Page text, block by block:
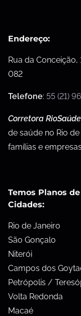
Endereço:
Rua da
082
Telefone: 55 (21)
Corretora RioSaúde
de saúde no Rio
famílias e
Temos Planos
Cidades:
Rio de Janeiro
São Gonçalo
Niterói
Campos dos
Petrópolis /
Volta Redonda
Macaé